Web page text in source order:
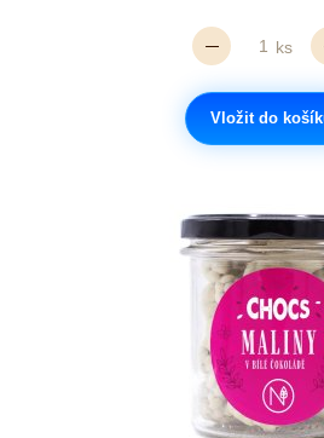
ks
Vložit do